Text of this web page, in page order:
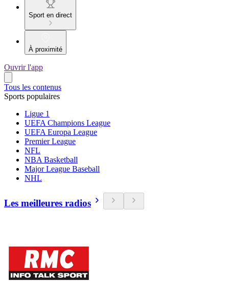
Sport en direct
À proximité
Ouvrir l'app
Tous les contenus
Sports populaires
Ligue 1
UEFA Champions League
UEFA Europa League
Premier League
NFL
NBA Basketball
Major League Baseball
NHL
Les meilleures radios